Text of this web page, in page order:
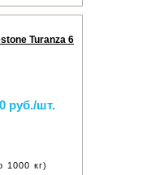
Turanza 6
руб./шт.
1000 кг)